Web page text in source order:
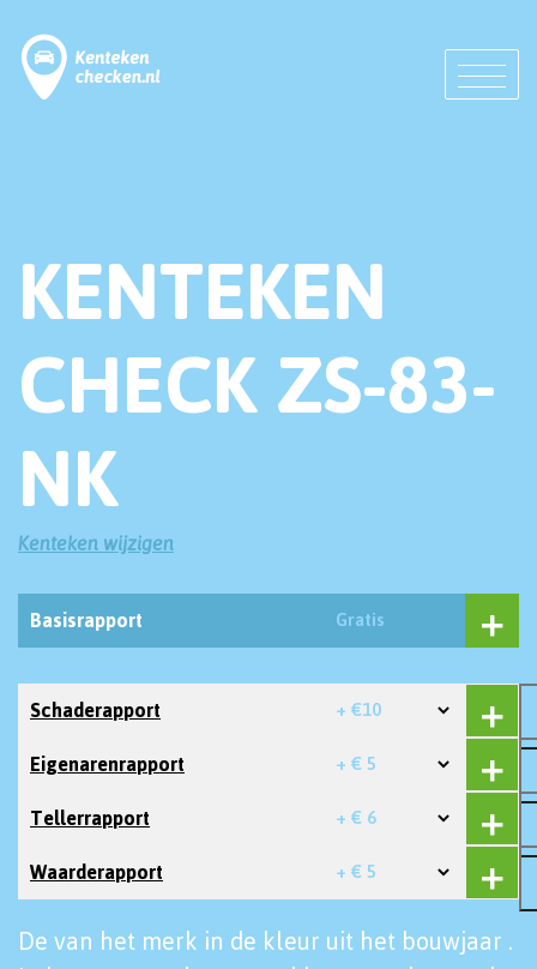
KENTEKEN
CHECK ZS-83-
NK
Kenteken wijzigen
Basisrapport Gratis
Schaderapport + €10
Eigenarenrapport + € 5
Tellerrapport + € 6
Waarderapport + € 5
De van het merk in de kleur uit het bouwjaar .